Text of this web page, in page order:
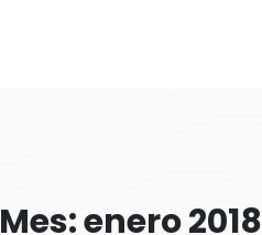
Mes: enero 2018